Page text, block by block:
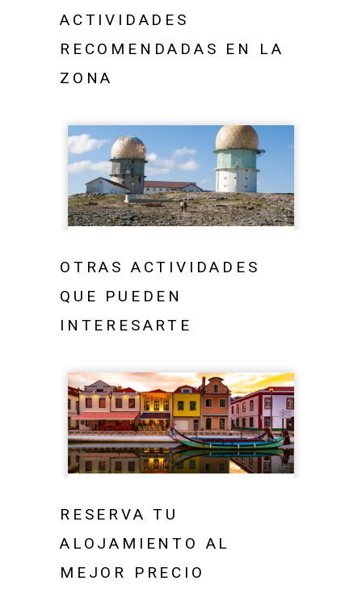
ACTIVIDADES
RECOMENDADAS EN LA
ZONA
OTRAS ACTIVIDADES
QUE PUEDEN
INTERESARTE
RESERVA TU
ALOJAMIENTO AL
MEJOR PRECIO